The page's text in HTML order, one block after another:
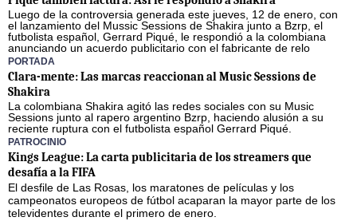
Luego de la controversia generada este jueves, 12 de enero, con
el lanzamiento del Mussic Sessions de Shakira junto a Bzrp, el
futbolista español, Gerrard Piqué, le respondió a la colombiana
anunciando un acuerdo publicitario con el fabricante de relo
PORTADA
Clara-mente: Las marcas reaccionan al Music Sessions de
Shakira
La colombiana Shakira agitó las redes sociales con su Music
Sessions junto al rapero argentino Bzrp, haciendo alusión a su
reciente ruptura con el futbolista español Gerrard Piqué.
PATROCINIO
Kings League: La carta publicitaria de los streamers que
desafía a la FIFA
El desfile de Las Rosas, los maratones de películas y los
campeonatos europeos de fútbol acaparan la mayor parte de los
televidentes durante el primero de enero.